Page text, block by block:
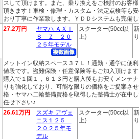
スして頂けます。また、乗り換えをご検討のお客
頂きます！車検・修理・カスタム・法定点検等も
おり丁寧に作業致します。ＹＤＤシステムも完備
27.2万円
ヤマハ ＡＸＩ
Ｓ Ｚ ２０
２５年モデル
スクーター(50cc以
上)
メットイン収納スペース３７Ｌ！通勤・通学に便
値段です。盗難保険・任意保険等もご加入頂けま
購入で１回１，６１３円と購入後もお安くメンテ
りも強化しており、可能な限りの価格をご提案さ
格・ヤマハ二輪整備資格を取得した整備士が在中
任せ下さい♪
26.61万円
スズキ アヴェ
ニス１２５
２０２５年モ
デル
スクーター(50cc以
上)